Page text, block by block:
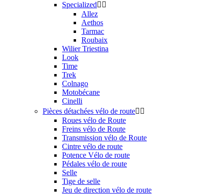
Specialized 
Allez
Aethos
Tarmac
Roubaix
Wilier Triestina
Look
Time
Trek
Colnago
Motobécane
Cinelli
Pièces détachées vélo de route 
Roues vélo de Route
Freins vélo de Route
Transmission vélo de Route
Cintre vélo de route
Potence Vélo de route
Pédales vélo de route
Selle
Tige de selle
Jeu de direction vélo de route